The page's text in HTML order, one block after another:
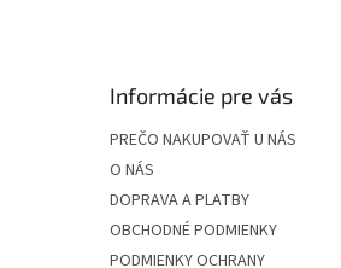
Informácie pre vás
PREČO NAKUPOVAŤ U NÁS
O NÁS
DOPRAVA A PLATBY
OBCHODNÉ PODMIENKY
PODMIENKY OCHRANY